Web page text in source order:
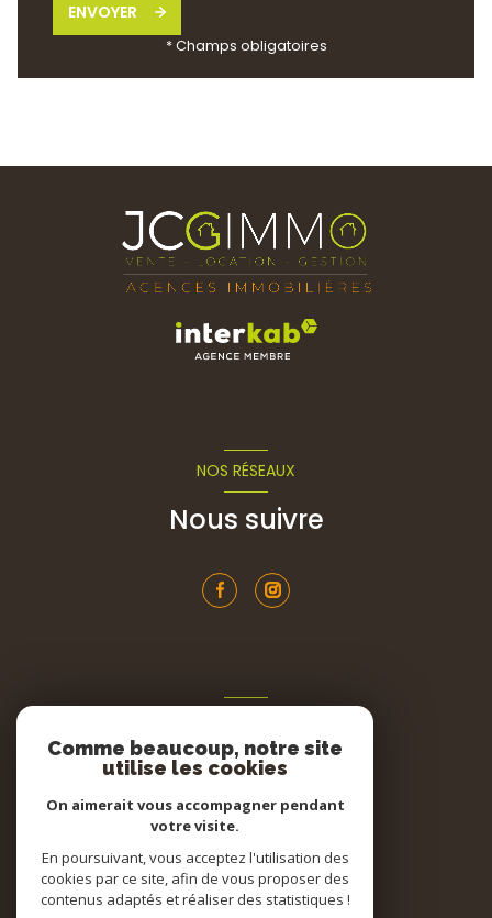
ENVOYER
* Champs obligatoires
NOS RÉSEAUX
Nous suivre
Nous adhérons
Comme beaucoup, notre site
utilise les cookies
On aimerait vous accompagner pendant
votre visite.
En poursuivant, vous acceptez l'utilisation des
cookies par ce site, afin de vous proposer des
contenus adaptés et réaliser des statistiques !